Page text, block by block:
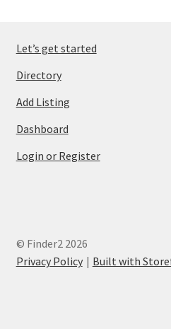
Let’s get started
Directory
Add Listing
Dashboard
Login or Register
© Finder2 2026
Privacy Policy
Built with